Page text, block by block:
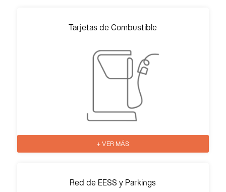
Tarjetas de Combustible
+ VER MÁS
Red de EESS y Parkings